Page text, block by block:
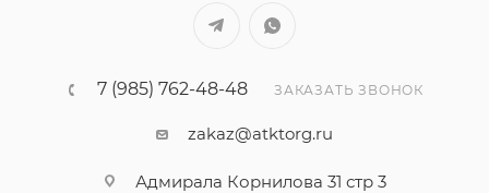
7 (985) 762-48-48 ЗАКАЗАТЬ ЗВОНОК
zakaz@atktorg.ru
Адмирала Корнилова 31 стр 3